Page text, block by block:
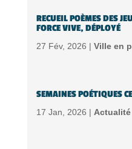
RECUEIL POÈMES DES
FORCE VIVE, DÉPLOYÉ
27 Fév, 2026 | Ville en
SEMAINES POÉTIQUES
17 Jan, 2026 | Actualité